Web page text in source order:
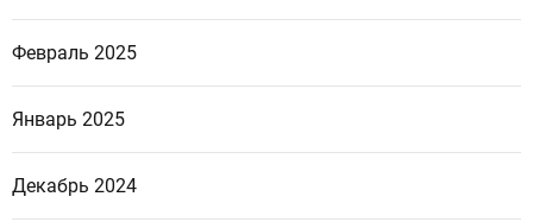
Февраль 2025
Январь 2025
Декабрь 2024